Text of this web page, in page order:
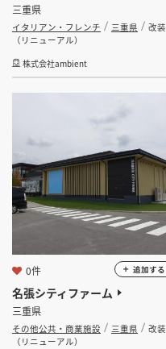
三重県
イタリアン・フレンチ 三重県
改装
（リニューアル）
株式会社ambient
名張シティファーム
三重県
その他公共・商業施設 三重県
改装
（リニューアル）
0件 追加する